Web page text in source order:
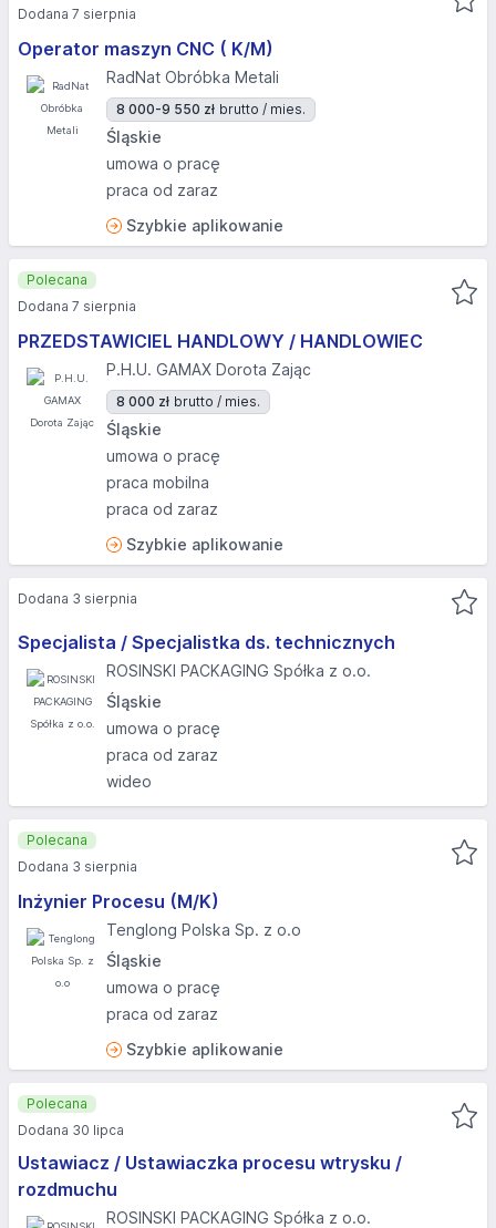
Operator maszyn CNC ( K/M)
RadNat Obróbka Metali
8 000-9 550 zł brutto / mies.
Śląskie
umowa o pracę
praca od zaraz
Szybkie aplikowanie
Dodana 7 sierpnia
PRZEDSTAWICIEL HANDLOWY / HANDLOWIEC
P.H.U. GAMAX Dorota Zając
8 000 zł brutto / mies.
Śląskie
umowa o pracę
praca mobilna
praca od zaraz
Szybkie aplikowanie
Polecana
Dodana 7 sierpnia
Specjalista / Specjalistka ds. technicznych
ROSINSKI PACKAGING Spółka z o.o.
Śląskie
umowa o pracę
praca od zaraz
wideo
Dodana 3 sierpnia
Inżynier Procesu (M/K)
Tenglong Polska Sp. z o.o
Śląskie
umowa o pracę
praca od zaraz
Szybkie aplikowanie
Polecana
Dodana 3 sierpnia
Ustawiacz / Ustawiaczka procesu wtrysku /
rozdmuchu
ROSINSKI PACKAGING Spółka z o.o.
Polecana
Dodana 30 lipca